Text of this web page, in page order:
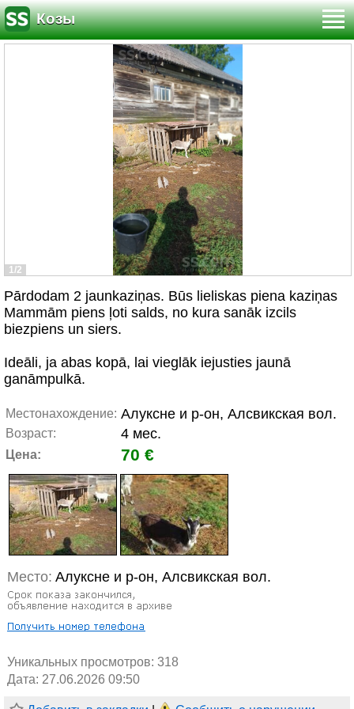
Козы
1/2
Pārdodam 2 jaunkaziņas. Būs lieliskas piena kaziņas
Mammām piens ļoti salds, no kura sanāk izcils
biezpiens un siers.
Ideāli, ja abas kopā, lai vieglāk iejusties jaunā
ganāmpulkā.
Местонахождение: Алуксне и р-он, Алсвикская вол.
Возраст: 4 мес.
Цена: 70 €
Место: Алуксне и р-он, Алсвикская вол.
Уникальных просмотров: 318
Дата: 27.06.2026 09:50